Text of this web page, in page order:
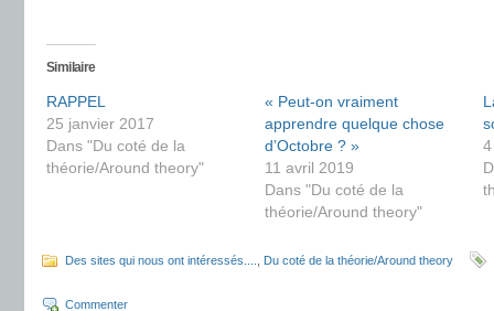
Similaire
RAPPEL
25 janvier 2017
Dans "Du coté de la
théorie/Around theory"
« Peut-on vraiment
apprendre quelque chose
d’Octobre ? »
11 avril 2019
Dans "Du coté de la
théorie/Around theory"
Des sites qui nous ont intéressés.... Du coté de la théorie/Around theory
Commenter